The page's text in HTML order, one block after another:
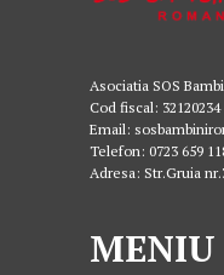
Asociatia SOS
Cod fiscal: 32120234
Email:
Telefon: 0723 659
Adresa: Str.Gruia
MENIU